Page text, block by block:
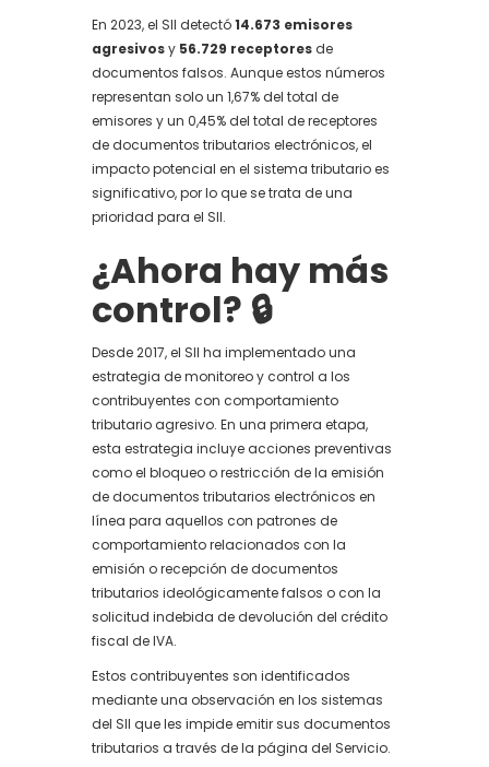
En 2023, el SII detectó14.673 emisores
agresivosy 56.729 receptoresde
documentos falsos. Aunque estos números
representan solo un 1,67% del total de
emisores y un 0,45% del total de receptores
de documentos tributarios electrónicos, el
impacto potencial en el sistema tributario es
significativo, por lo que se trata de una
prioridad para el SII.
¿Ahora hay más
control? 🔒
Desde 2017, el SII ha implementado una
estrategia de monitoreo y control a los
contribuyentes con comportamiento
tributario agresivo. En una primera etapa,
esta estrategia incluye acciones preventivas
como el bloqueo o restricción de la emisión
de documentos tributarios electrónicos en
línea para aquellos con patrones de
comportamiento relacionados con la
emisión o recepción de documentos
tributarios ideológicamente falsos o con la
solicitud indebida de devolución del crédito
fiscal de IVA.
Estos contribuyentes son identificados
mediante una observación en los sistemas
del SII que les impide emitir sus documentos
tributarios a través de la página del Servicio.